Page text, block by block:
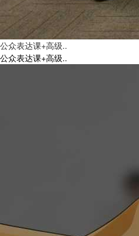
2026年全民阅读活动周第二届“阅读有
公众表达课+高级..
公众表达课+高级..